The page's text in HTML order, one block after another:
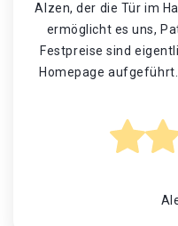
Alzen, der die Tür im
ermöglicht es uns,
Festpreise sind
Homepage